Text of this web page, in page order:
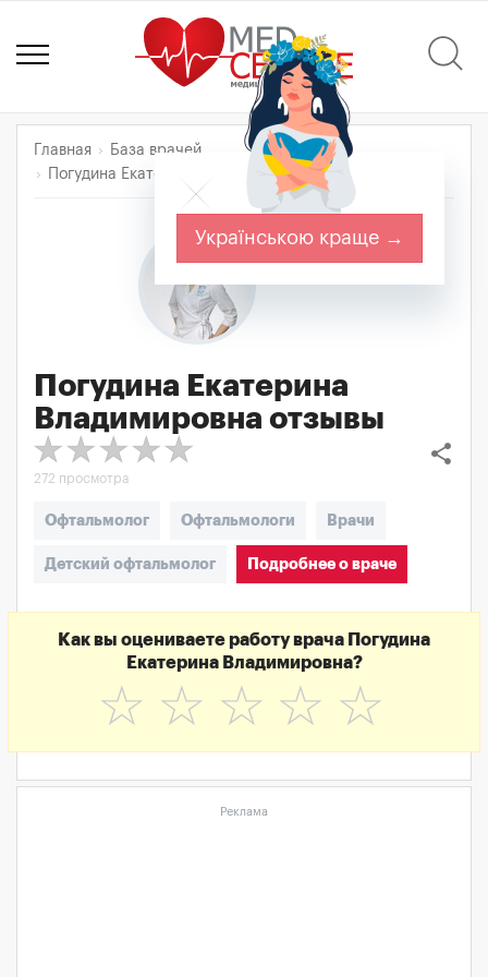
Главная
База врачей
Погудина Екатерина Владимировна
Отзывы
Погудина Екатерина
Владимировна отзывы
share
272 просмотра
Офтальмолог Офтальмологи Врачи
Детский офтальмолог Подробнее о враче
Как вы оцениваете работу врача Погудина
Екатерина Владимировна?
☆
☆
☆
☆
☆
Реклама
Українською краще →